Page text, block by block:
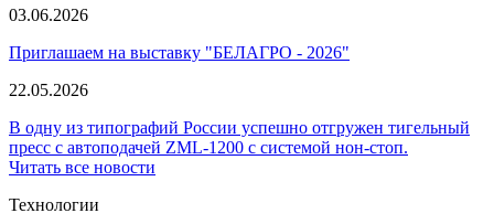
03.06.2026
Приглашаем на выставку "БЕЛАГРО - 2026"
22.05.2026
В одну из типографий России успешно отгружен тигельный
пресс с автоподачей ZML-1200 с системой нон-стоп.
Читать все новости
Технологии